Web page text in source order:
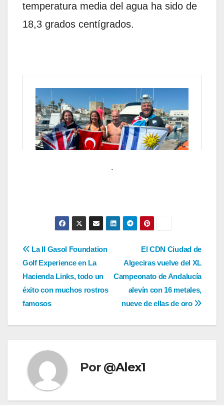
temperatura media del agua ha sido de
18,3 grados centígrados.
.
.
Navegación
de
entradas
El CDN Ciudad de
Algeciras vuelve del XL
Campeonato de Andalucía
alevín con 16 metales,
nueve de ellas de oro
La II Gasol Foundation
Golf Experience en La
Hacienda Links, todo un
éxito con muchos rostros
famosos
Por @Alex1